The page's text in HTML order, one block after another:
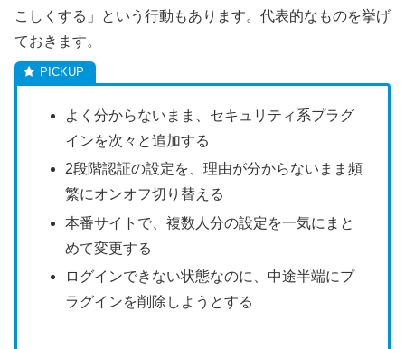
こしくする」という行動もあります。代表的なものを挙げ
ておきます。
よく分からないまま、セキュリティ系プラグ
インを次々と追加する
2段階認証の設定を、理由が分からないまま頻
繁にオンオフ切り替える
本番サイトで、複数人分の設定を一気にまと
めて変更する
ログインできない状態なのに、中途半端にプ
ラグインを削除しようとする